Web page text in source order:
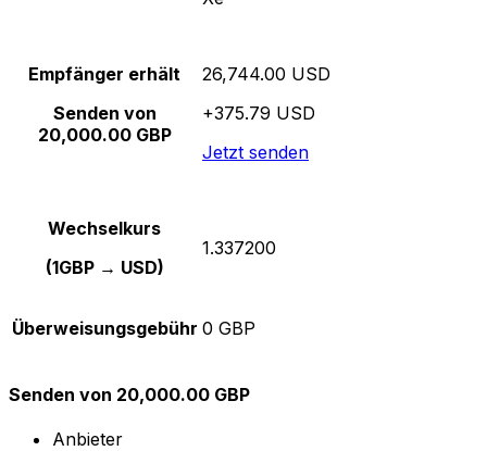
Empfänger erhält
Senden von
20,000.00 GBP
26,744.00 USD
+375.79 USD
Jetzt senden
Wechselkurs
(1GBP → USD)
1.337200
Überweisungsgebühr 0 GBP
Senden von 20,000.00 GBP
Anbieter